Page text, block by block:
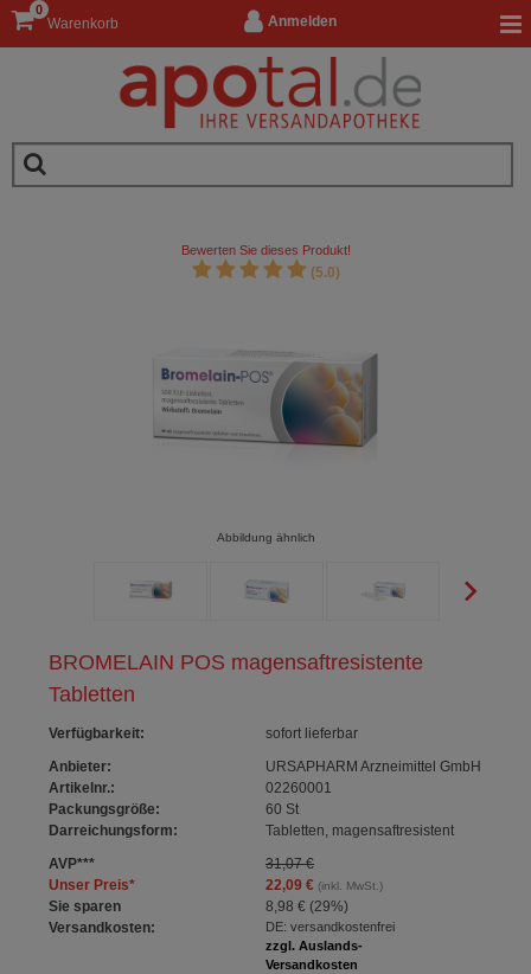
Anmelden
Warenkorb
0
BROMELAIN POS magensaftresistente
Tabletten
Verfügbarkeit:
sofort lieferbar
Anbieter:
URSAPHARM Arzneimittel GmbH
Artikelnr.:
02260001
Packungsgröße:
60 St
Darreichungsform:
Tabletten, magensaftresistent
AVP***
31,07 €
Unser Preis* 22,09 €(inkl. MwSt.)
Sie sparen 8,98 € (29%)
Versandkosten:
DE: versandkostenfrei
zzgl. Auslands-
Versandkosten
Bewerten Sie dieses Produkt!
(5.0)
Abbildung ähnlich